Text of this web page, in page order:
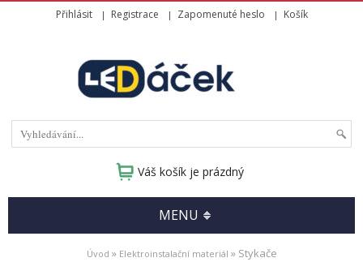
Přihlásit Registrace Zapomenuté heslo Košík
Váš košík je prázdný
MENU
Úvod » Elektroinstalační materiál » Stykače